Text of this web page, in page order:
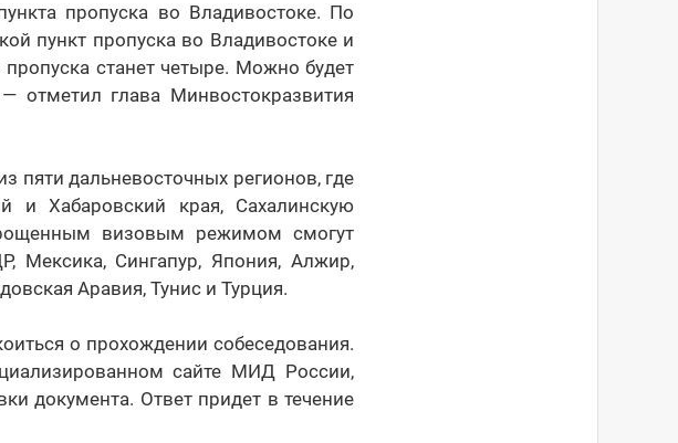
пропуска во Владивостоке. По
пункт пропуска во Владивостоке и
станет четыре. Можно будет
отметил глава Минвостокразвития
пяти дальневосточных регионов, где
и Хабаровский края, Сахалинскую
визовым режимом смогут
Мексика, Сингапур, Япония, Алжир,
Аравия, Тунис и Турция.
о прохождении собеседования.
сайте МИД России,
документа. Ответ придет в течение